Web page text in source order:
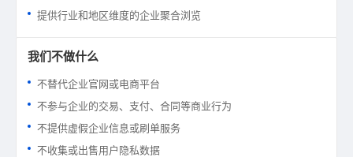
提供行业和地区维度的企业聚合浏览
我们不做什么
不替代企业官网或电商平台
不参与企业的交易、支付、合同等商业行为
不提供虚假企业信息或刷单服务
不收集或出售用户隐私数据